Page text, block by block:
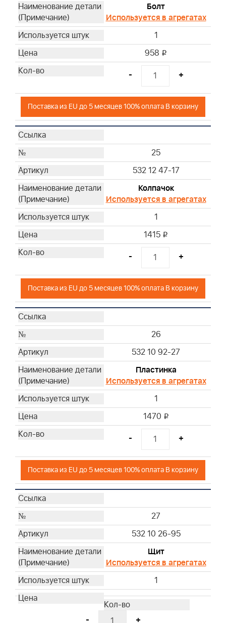
Болт
Используется в агрегатах
1
958 i
- +
Поставка из EU до 5 месяцев 100% оплата В корзину
25
532 12 47-17
Колпачок
Используется в агрегатах
1
1415 i
- +
Поставка из EU до 5 месяцев 100% оплата В корзину
26
532 10 92-27
Пластинка
Используется в агрегатах
1
1470 i
- +
Поставка из EU до 5 месяцев 100% оплата В корзину
27
532 10 26-95
Щит
Используется в агрегатах
1
- +